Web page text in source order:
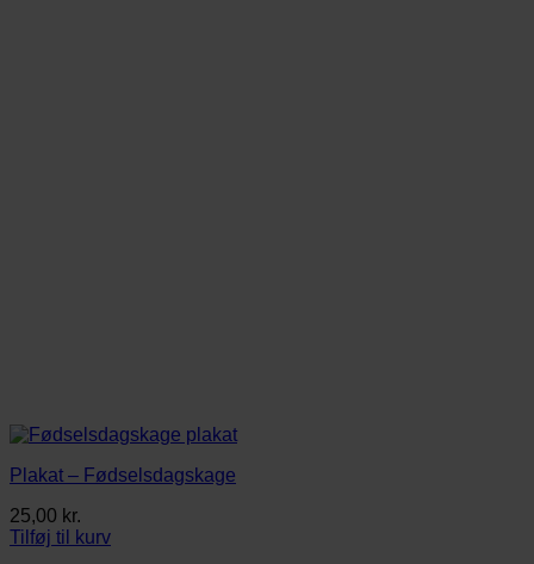
Plakat – Fødselsdagskage
25,00 kr.
Tilføj til kurv